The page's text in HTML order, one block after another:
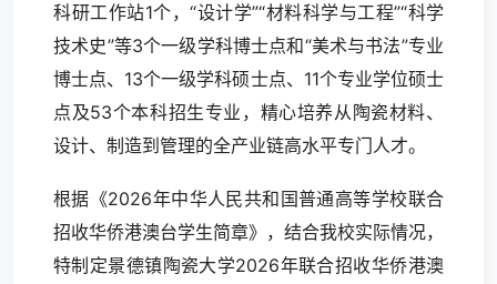
科研工作站1个，“设计学”“材料科学与工程”“科学
技术史”等3个一级学科博士点和“美术与书法”专业
博士点、13个一级学科硕士点、11个专业学位硕士
点及53个本科招生专业，精心培养从陶瓷材料、
设计、制造到管理的全产业链高水平专门人才。
根据《2026年中华人民共和国普通高等学校联合
招收华侨港澳台学生简章》，结合我校实际情况，
特制定景德镇陶瓷大学2026年联合招收华侨港澳